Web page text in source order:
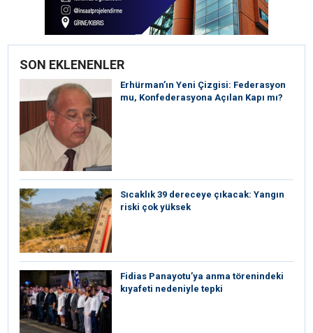
SON EKLENENLER
Erhürman’ın Yeni Çizgisi: Federasyon
mu, Konfederasyona Açılan Kapı mı?
Sıcaklık 39 dereceye çıkacak: Yangın
riski çok yüksek
Fidias Panayotu’ya anma törenindeki
kıyafeti nedeniyle tepki